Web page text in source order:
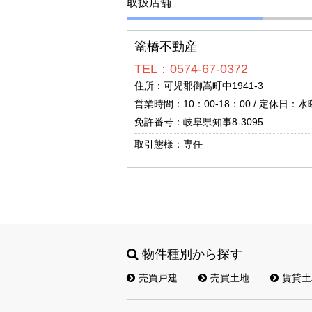
取扱店舗
篭橋不動産
TEL：0574-67-0372
住所：可児郡御嵩町中1941-3
営業時間：10：00-18：00 / 定休日：水
免許番号：岐阜県知事8-3095
取引態様：専任
物件種別から探す
売買戸建 売買土地 賃貸